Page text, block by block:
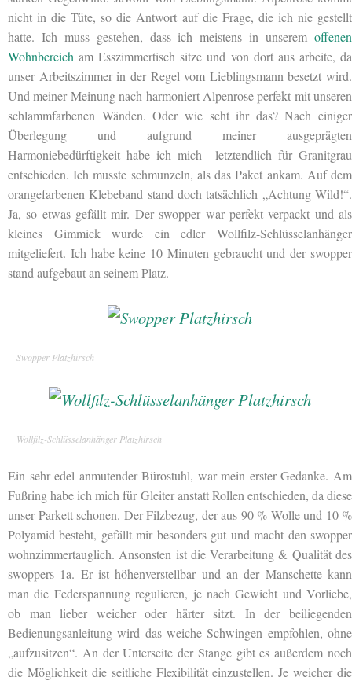
nicht in die Tüte, so die Antwort auf die Frage, die ich nie gestellt
hatte. Ich muss gestehen, dass ich meistens in unserem offenen
Wohnbereich am Esszimmertisch sitze und von dort aus arbeite, da
unser Arbeitszimmer in der Regel vom Lieblingsmann besetzt wird.
Und meiner Meinung nach harmoniert Alpenrose perfekt mit unseren
schlammfarbenen Wänden. Oder wie seht ihr das? Nach einiger
Überlegung und aufgrund meiner ausgeprägten
Harmoniebedürftigkeit habe ich mich letztendlich für Granitgrau
entschieden. Ich musste schmunzeln, als das Paket ankam. Auf dem
orangefarbenen Klebeband stand doch tatsächlich „Achtung Wild!“.
Ja, so etwas gefällt mir. Der swopper war perfekt verpackt und als
kleines Gimmick wurde ein edler Wollfilz-Schlüsselanhänger
mitgeliefert. Ich habe keine 10 Minuten gebraucht und der swopper
stand aufgebaut an seinem Platz.
Swopper Platzhirsch
Wollfilz-Schlüsselanhänger Platzhirsch
Ein sehr edel anmutender Bürostuhl, war mein erster Gedanke. Am
Fußring habe ich mich für Gleiter anstatt Rollen entschieden, da diese
unser Parkett schonen. Der Filzbezug, der aus 90 % Wolle und 10 %
Polyamid besteht, gefällt mir besonders gut und macht den swopper
wohnzimmertauglich. Ansonsten ist die Verarbeitung & Qualität des
swoppers 1a. Er ist höhenverstellbar und an der Manschette kann
man die Federspannung regulieren, je nach Gewicht und Vorliebe,
ob man lieber weicher oder härter sitzt. In der beiliegenden
Bedienungsanleitung wird das weiche Schwingen empfohlen, ohne
„aufzusitzen“. An der Unterseite der Stange gibt es außerdem noch
die Möglichkeit die seitliche Flexibilität einzustellen. Je weicher die